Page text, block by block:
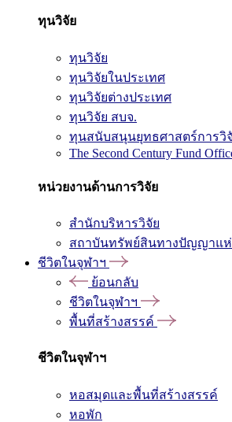
ทุนวิจัย
ทุนวิจัย
ทุนวิจัยในประเทศ
ทุนวิจัยต่างประเทศ
ทุนวิจัย สบจ.
ทุนสนับสนุนยุทธศาสตร์การวิ
The Second Century Fund
หน่วยงานด้านการวิจัย
สำนักบริหารวิจัย
สถาบันทรัพย์สินทางปัญญาแห่
ชีวิตในจุฬาฯ
ย้อนกลับ
ชีวิตในจุฬาฯ
พื้นที่สร้างสรรค์
ชีวิตในจุฬาฯ
หอสมุดและพื้นที่สร้างสรรค์
หอพัก